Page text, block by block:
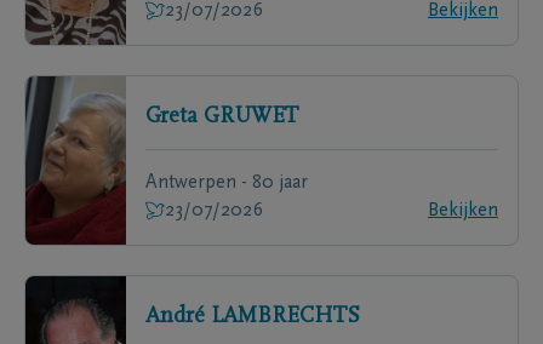
23/07/2026
Bekijken
Greta GRUWET
Antwerpen - 80 jaar
23/07/2026
Bekijken
André LAMBRECHTS